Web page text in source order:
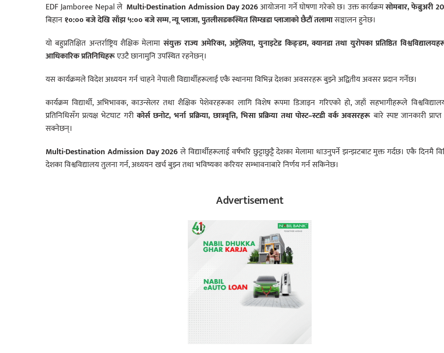
EDF Jamboree Nepal ले Multi-Destination Admission Day 2026आयोजना गर्ने घोषणा गरेको छ। उक्त कार्यक्रमसोमबार, फेब्रुअरी
बिहान१०:०० बजे देखि साँझ ५:०० बजे सम्म,न्यू प्लाजा, पुतलीसडकस्थित सिम्खडा प्लाजाको छैटौं तलामासञ्चालन हुनेछ।
यो बहुप्रतिक्षित अन्तर्राष्ट्रिय शैक्षिक मेलामासंयुक्त राज्य अमेरिका, अष्ट्रेलिया, युनाइटेड किङ्डम, क्यानडा तथा युरोपका प्रतिष्ठित
आधिकारिक प्रतिनिधिहरूएउटै छानामुनि उपस्थित रहनेछन्।
यस कार्यक्रमले विदेश अध्ययन गर्न चाहने नेपाली विद्यार्थीहरूलाई एकै स्थानमा विभिन्न देशका अवसरहरू बुझ्ने अद्वितीय अवसर प्रदान गर्नेछ।
कार्यक्रम विद्यार्थी, अभिभावक, काउन्सेलर तथा शैक्षिक पेशेवरहरूका लागि विशेष रूपमा डिजाइन गरिएको हो, जहाँ सहभागीहरूले
प्रतिनिधिसँग प्रत्यक्ष भेटघाट गरीकोर्स छनोट, भर्ना प्रक्रिया, छात्रवृत्ति, भिसा प्रक्रिया तथा पोस्ट–स्टडी वर्क अवसरहरू बारे स्पष्ट जानकारी
सक्नेछन्।
Multi-Destination Admission Day 2026ले विद्यार्थीहरूलाई वर्षभरि छुट्टाछुट्टै देशका मेलामा धाउनुपर्ने झन्झटबाट मुक्त गर्दछ। एकै दिनमै
देशका विश्वविद्यालय तुलना गर्न, अध्ययन खर्च बुझ्न तथा भविष्यका करियर सम्भावनाबारे निर्णय गर्न सकिनेछ।
Advertisement